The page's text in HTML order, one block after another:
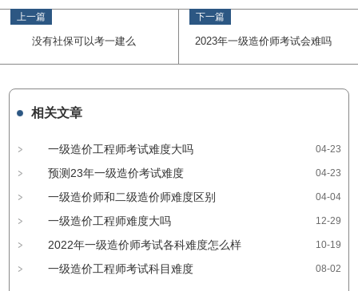
上一篇
没有社保可以考一建么
下一篇
2023年一级造价师考试会难吗
相关文章
一级造价工程师考试难度大吗 04-23
预测23年一级造价考试难度 04-23
一级造价师和二级造价师难度区别 04-04
一级造价工程师难度大吗 12-29
2022年一级造价师考试各科难度怎么样 10-19
一级造价工程师考试科目难度 08-02